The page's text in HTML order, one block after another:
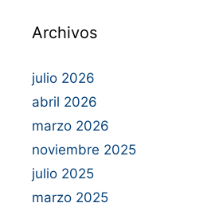
Archivos
julio 2026
abril 2026
marzo 2026
noviembre 2025
julio 2025
marzo 2025